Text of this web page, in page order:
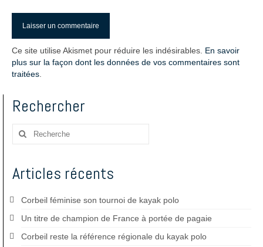
Ce site utilise Akismet pour réduire les indésirables. En savoir
plus sur la façon dont les données de vos commentaires sont
traitées
Rechercher
Rechercher
Articles récents
Corbeil féminise son tournoi de kayak polo
Un titre de champion de France à portée de pagaie
Corbeil reste la référence régionale du kayak polo